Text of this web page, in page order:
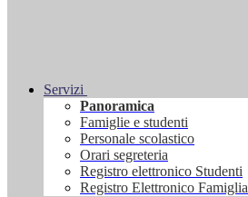
Servizi
Panoramica
Famiglie e studenti
Personale scolastico
Orari segreteria
Registro elettronico Studenti
Registro Elettronico Famiglia